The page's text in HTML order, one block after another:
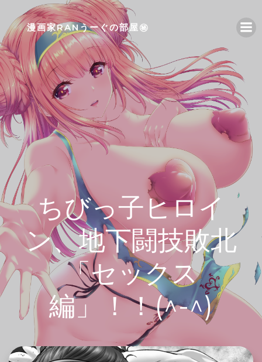
コ
ン
テ
ン
ツ
へ
ス
キ
ッ
漫画家RANうーぐの部屋㊙
ちびっ子ヒロイ
ン、地下闘技敗北
「セックス
編」！！(^-^)